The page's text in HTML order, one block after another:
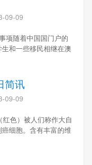
09-09
项随着中国国门户的
和一些移民相继在澳
简讯
09-09
色）被人们称作大自
细胞。含有丰富的维